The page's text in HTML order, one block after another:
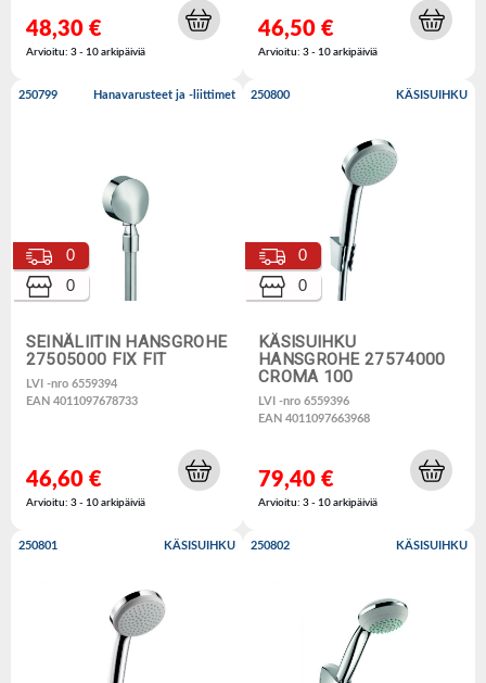
48,30 €
Arvioitu: 3 - 10 arkipäiviä
46,50 €
Arvioitu: 3 - 10 arkipäiviä
250799 Hanavarusteet ja -liittimet
SEINÄLIITIN HANSGROHE
27505000 FIX FIT
LVI -nro 6559394
EAN 4011097678733
0
0
46,60 €
Arvioitu: 3 - 10 arkipäiviä
250800 KÄSISUIHKU
KÄSISUIHKU
HANSGROHE 27574000
CROMA 100
LVI -nro 6559396
EAN 4011097663968
0
0
79,40 €
Arvioitu: 3 - 10 arkipäiviä
250801 KÄSISUIHKU 250802 KÄSISUIHKU